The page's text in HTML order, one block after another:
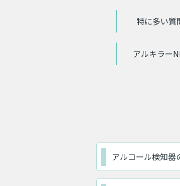
特に多い質
アルキラー
アルコール検知器